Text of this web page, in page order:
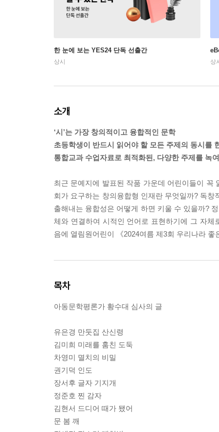
한 눈에 보는 YES24 단독 선출간
상시 상
소개
‘시’는 가장 창의적이고 융합적인 문학
초등학생이 반드시 읽어야 할 모든 주제의 동시를
통합교과 수업자료로 최적화된, 다양한 주제를 녹
최근 문예지에 발표된 작품 가운데 어린이들이 꼭
회가 요구하는 창의융합형 인재란 무엇일까? 독
출해내는 융합성은 어떻게 하면 키울 수 있을까?
체와 연결하여 시적인 언어로 표현하기에 그 자
음에 열림원어린이 《2024여름 제3회 우리나라
목차
아동문학평론가 황수대 심사의 글
유은경 만둣집 산신령
김미희 미래를 훔친 도둑
차영미 멸치의 비밀
권기덕 인도
장서후 글자 기지개
정준호 찐 감자
김현서 드디어 때가 됐어
문 봄 깨